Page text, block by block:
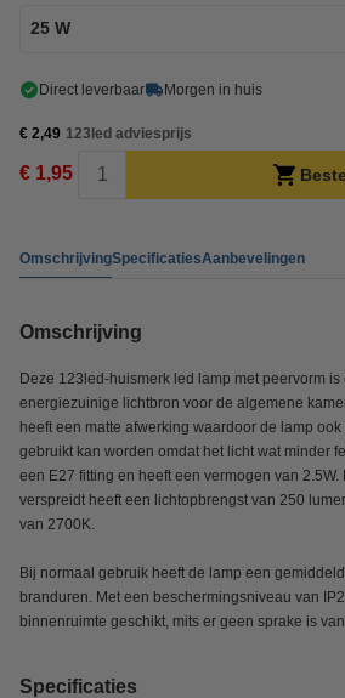
25 W
Direct leverbaar Morgen in huis
€ 2,49 123led adviesprijs
€ 1,95
OmschrijvingSpecificatiesAanbevelingen
Omschrijving
Deze 123led-huismerk led lamp met peervorm is
energiezuinige lichtbron voor de algemene
heeft een matte afwerking waardoor de lamp
gebruikt kan worden omdat het licht wat minder
een E27 fitting en heeft een vermogen van 2.5W.
verspreidt heeft een lichtopbrengst van 250
van 2700K.
Bij normaal gebruik heeft de lamp een
branduren. Met een beschermingsniveau van
binnenruimte geschikt, mits er geen sprake is
Specificaties